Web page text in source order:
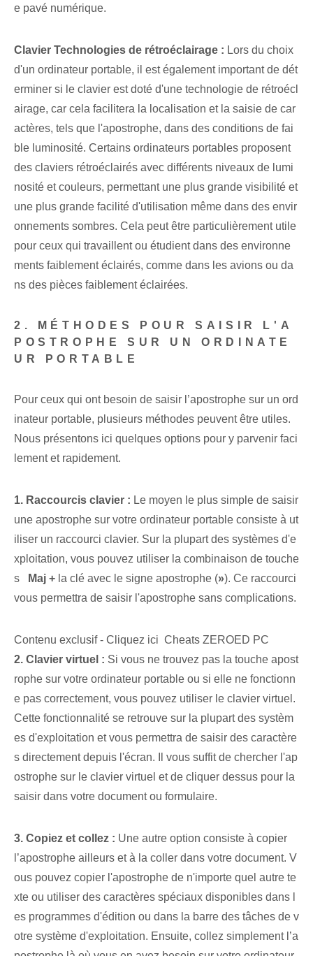
e pavé numérique.
Clavier ‌Technologies de rétroéclairage : Lors du choix
d'un ordinateur portable, il est également important de dét
erminer si le clavier est doté d'une technologie de rétroécl
airage, car cela facilitera la localisation et la saisie de car
actères, tels que l'apostrophe, dans des conditions de fai
ble luminosité. Certains ordinateurs portables proposent
des claviers rétroéclairés avec différents niveaux de lumi
nosité et couleurs, permettant une plus grande visibilité et
une plus grande facilité d'utilisation même dans des envir
onnements sombres. Cela peut être particulièrement utile
pour ceux qui travaillent ou étudient dans des environne
ments faiblement éclairés, comme dans les avions ou da
ns des pièces faiblement éclairées.
2. MÉTHODES POUR SAISIR L'A
POSTROPHE SUR UN ORDINATE
UR PORTABLE
Pour ceux qui ont besoin de saisir l’apostrophe sur un ord
inateur portable, plusieurs méthodes peuvent être utiles.
Nous présentons ici quelques options pour y parvenir faci
lement et rapidement.
1. Raccourcis clavier : Le moyen le plus simple de saisir
une apostrophe sur votre ordinateur portable consiste à ut
iliser un raccourci clavier. Sur la plupart des systèmes d'e
xploitation, vous pouvez utiliser la combinaison de touche
s ⁢ ‌
Maj + la clé avec le signe apostrophe (»). Ce raccourci
vous permettra de saisir l'apostrophe sans complications.
Contenu exclusif - Cliquez ici Cheats ZEROED PC
2. Clavier virtuel : Si vous ne trouvez pas la touche apost
rophe sur votre ordinateur portable ou si elle ne fonctionn
e pas correctement, vous pouvez utiliser le clavier virtuel.
Cette fonctionnalité se retrouve sur la plupart des systèm
es d'exploitation et vous permettra de saisir des caractère
s directement depuis l'écran. Il vous suffit de chercher l'ap
ostrophe sur le clavier virtuel et de cliquer dessus pour la
saisir dans votre document ou formulaire.
3. Copiez et collez : Une autre option consiste à copier
l’apostrophe ailleurs et à la coller dans votre document. V
ous pouvez copier l'apostrophe de n'importe quel autre te
xte ou utiliser des caractères spéciaux disponibles dans l
es programmes d'édition ou dans la barre des tâches de v
otre système d'exploitation. Ensuite, collez simplement l’a